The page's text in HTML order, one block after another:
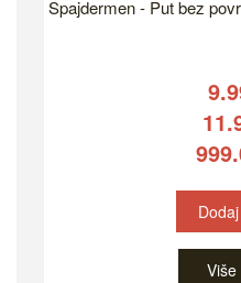
Spajdermen - Put bez
Više